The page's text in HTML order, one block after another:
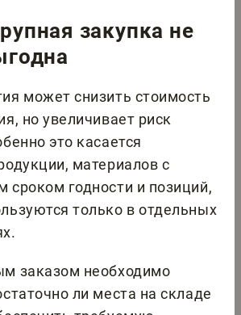
закупка не
может снизить стоимость
но увеличивает риск
это касается
материалов с
сроком годности и позиций,
только в отдельных
заказом необходимо
ли места на складе